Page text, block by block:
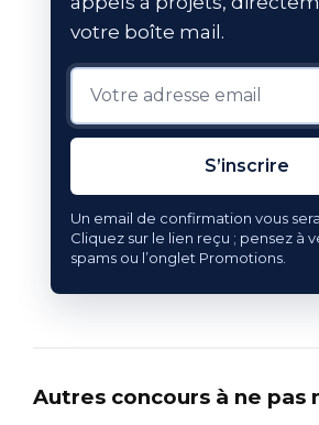
votre boîte mail.
S’inscrire
Un email de confirmation vous
Cliquez sur le lien reçu ; pensez à
spams ou l’onglet Promotions.
Autres concours à ne pas